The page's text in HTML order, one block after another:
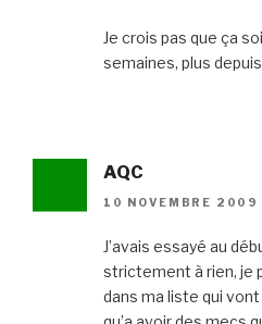
Je crois pas que ça
semaines, plus
AQC
10 NOVEMBRE
J’avais essayé au
strictement à rien, je
dans ma liste qui